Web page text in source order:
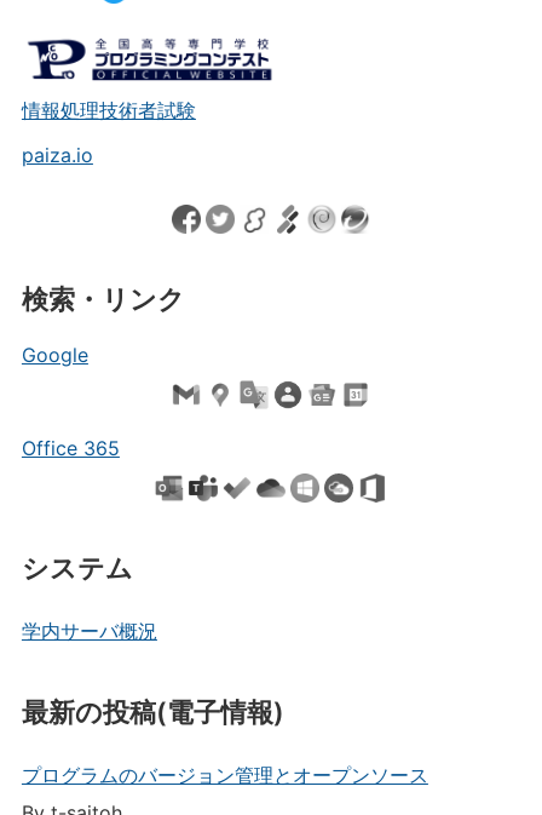
情報処理技術者試験
paiza.io
検索・リンク
Google
Office 365
システム
学内サーバ概況
最新の投稿(電子情報)
プログラムのバージョン管理とオープンソース